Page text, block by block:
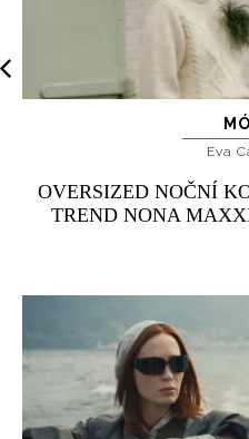
Eva
OVERSIZED NOČNÍ
TREND NONA